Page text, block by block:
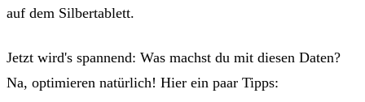
auf dem Silbertablett.
Jetzt wird's spannend: Was machst du mit diesen Daten?
Na, optimieren natürlich! Hier ein paar Tipps: